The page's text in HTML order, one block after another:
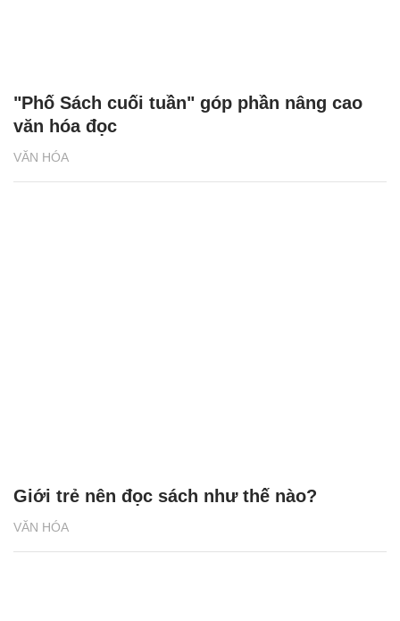
VĂN HÓA
"Phố Sách cuối tuần" góp phần nâng cao
văn hóa đọc
VĂN HÓA
Giới trẻ nên đọc sách như thế nào?